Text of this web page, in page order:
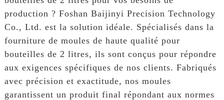
production ? Foshan Baijinyi Precision Technology
Co., Ltd. est la solution idéale. Spécialisés dans la
fourniture de moules de haute qualité pour
bouteilles de 2 litres, ils sont conçus pour répondre
aux exigences spécifiques de nos clients. Fabriqués
avec précision et exactitude, nos moules
garantissent un produit final répondant aux normes